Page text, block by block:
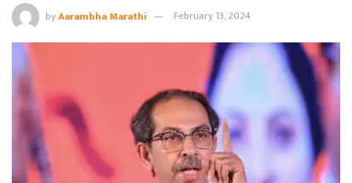
byAarambha Marathi February 13, 2024